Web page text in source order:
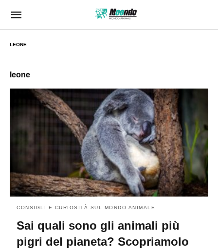
LEONE
leone
CONSIGLI E CURIOSITÀ SUL MONDO ANIMALE
Sai quali sono gli animali più
pigri del pianeta? Scopriamolo